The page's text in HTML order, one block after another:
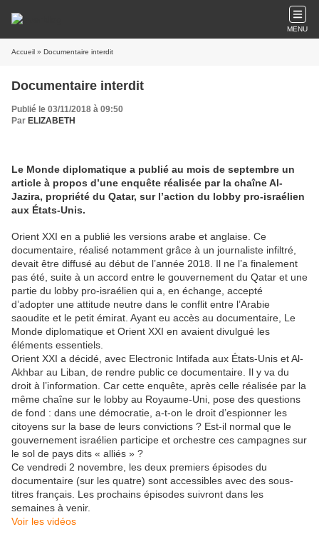
MENU
Accueil » Documentaire interdit
Documentaire interdit
Publié le 03/11/2018 à 09:50
Par ELIZABETH
Le Monde diplomatique a publié au mois de septembre un
article à propos d’une enquête réalisée par la chaîne Al-
Jazira, propriété du Qatar, sur l’action du lobby pro-israélien
aux États-Unis.
Orient XXI en a publié les versions arabe et anglaise. Ce
documentaire, réalisé notamment grâce à un journaliste infiltré,
devait être diffusé au début de l’année 2018. Il ne l’a finalement
pas été, suite à un accord entre le gouvernement du Qatar et une
partie du lobby pro-israélien qui a, en échange, accepté
d’adopter une attitude neutre dans le conflit entre l’Arabie
saoudite et le petit émirat. Ayant eu accès au documentaire, Le
Monde diplomatique et Orient XXI en avaient divulgué les
éléments essentiels.
Orient XXI a décidé, avec Electronic Intifada aux États-Unis et Al-
Akhbar au Liban, de rendre public ce documentaire. Il y va du
droit à l’information. Car cette enquête, après celle réalisée par la
même chaîne sur le lobby au Royaume-Uni, pose des questions
de fond : dans une démocratie, a-t-on le droit d’espionner les
citoyens sur la base de leurs convictions ? Est-il normal que le
gouvernement israélien participe et orchestre ces campagnes sur
le sol de pays dits « alliés » ?
Ce vendredi 2 novembre, les deux premiers épisodes du
documentaire (sur les quatre) sont accessibles avec des sous-
titres français. Les prochains épisodes suivront dans les
semaines à venir.
Voir les vidéos